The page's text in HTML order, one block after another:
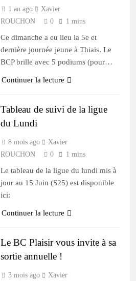
1 an ago
Xavier
ROUCHON
0 1 mins
Ce dimanche a eu lieu la 5e et
dernière journée jeune à Thiais. Le
BCP brille avec 5 podiums (pour…
Continuer la lecture
Tableau de suivi de la ligue
du Lundi
8 mois ago
Xavier
ROUCHON
0 1 mins
Le tableau de la ligue du lundi mis à
jour au 15 Juin (S25) est disponible
ici:
Continuer la lecture
Le BC Plaisir vous invite à sa
sortie annuelle !
3 mois ago
Xavier